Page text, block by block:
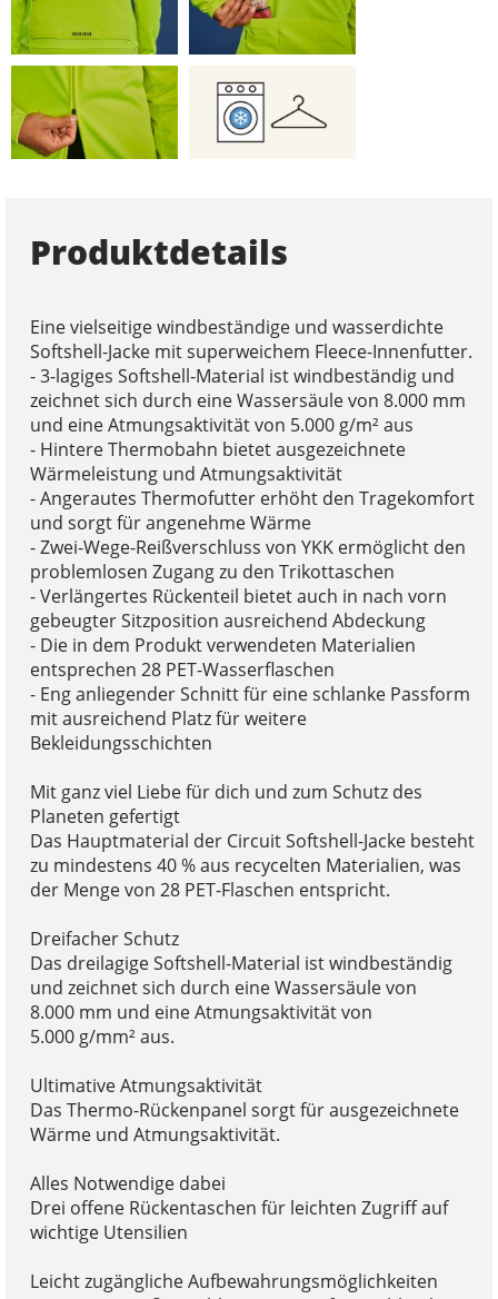
Produktdetails
Eine vielseitige windbeständige und wasserdichte
Softshell-Jacke mit superweichem Fleece-Innenfutter.
- 3-lagiges Softshell-Material ist windbeständig und
zeichnet sich durch eine Wassersäule von 8.000 mm
und eine Atmungsaktivität von 5.000 g/m² aus
- Hintere Thermobahn bietet ausgezeichnete
Wärmeleistung und Atmungsaktivität
- Angerautes Thermofutter erhöht den Tragekomfort
und sorgt für angenehme Wärme
- Zwei-Wege-Reißverschluss von YKK ermöglicht den
problemlosen Zugang zu den Trikottaschen
- Verlängertes Rückenteil bietet auch in nach vorn
gebeugter Sitzposition ausreichend Abdeckung
- Die in dem Produkt verwendeten Materialien
entsprechen 28 PET-Wasserflaschen
- Eng anliegender Schnitt für eine schlanke Passform
mit ausreichend Platz für weitere
Bekleidungsschichten
Mit ganz viel Liebe für dich und zum Schutz des
Planeten gefertigt
Das Hauptmaterial der Circuit Softshell-Jacke besteht
zu mindestens 40 % aus recycelten Materialien, was
der Menge von 28 PET-Flaschen entspricht.
Dreifacher Schutz
Das dreilagige Softshell-Material ist windbeständig
und zeichnet sich durch eine Wassersäule von
8.000 mm und eine Atmungsaktivität von
5.000 g/mm² aus.
Ultimative Atmungsaktivität
Das Thermo-Rückenpanel sorgt für ausgezeichnete
Wärme und Atmungsaktivität.
Alles Notwendige dabei
Drei offene Rückentaschen für leichten Zugriff auf
wichtige Utensilien
Leicht zugängliche Aufbewahrungsmöglichkeiten